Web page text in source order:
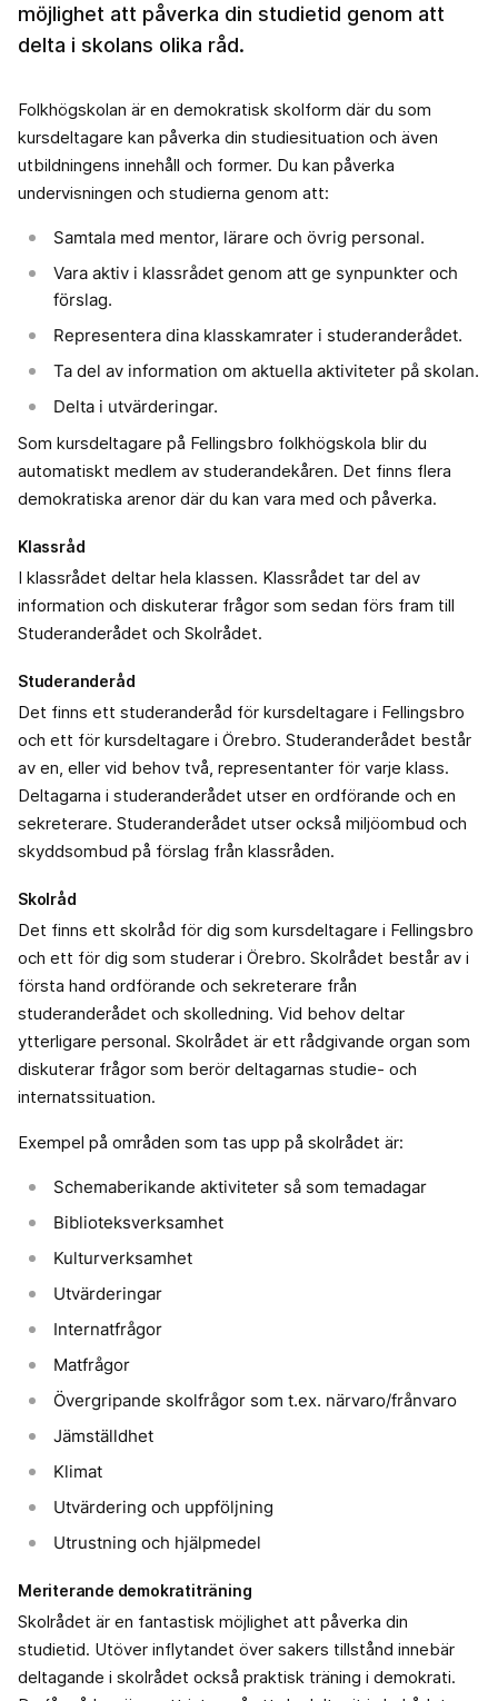
möjlighet att påverka din studietid genom att
delta i skolans olika råd.
Folkhögskolan är en demokratisk skolform där du som
kursdeltagare kan påverka din studiesituation och även
utbildningens innehåll och former. Du kan påverka
undervisningen och studierna genom att:
Samtala med mentor, lärare och övrig personal.
Vara aktiv i klassrådet genom att ge synpunkter och
förslag.
Representera dina klasskamrater i studeranderådet.
Ta del av information om aktuella aktiviteter på skolan.
Delta i utvärderingar.
Som kursdeltagare på Fellingsbro folkhögskola blir du
automatiskt medlem av studerandekåren. Det finns flera
demokratiska arenor där du kan vara med och påverka.
Klassråd
I klassrådet deltar hela klassen. Klassrådet tar del av
information och diskuterar frågor som sedan förs fram till
Studeranderådet och Skolrådet.
Studeranderåd
Det finns ett studeranderåd för kursdeltagare i Fellingsbro
och ett för kursdeltagare i Örebro. Studeranderådet består
av en, eller vid behov två, representanter för varje klass.
Deltagarna i studeranderådet utser en ordförande och en
sekreterare. Studeranderådet utser också miljöombud och
skyddsombud på förslag från klassråden.
Skolråd
Det finns ett skolråd för dig som kursdeltagare i Fellingsbro
och ett för dig som studerar i Örebro. Skolrådet består av i
första hand ordförande och sekreterare från
studeranderådet och skolledning. Vid behov deltar
ytterligare personal. Skolrådet är ett rådgivande organ som
diskuterar frågor som berör deltagarnas studie- och
internatssituation.
Exempel på områden som tas upp på skolrådet är:
Schemaberikande aktiviteter så som temadagar
Biblioteksverksamhet
Kulturverksamhet
Utvärderingar
Internatfrågor
Matfrågor
Övergripande skolfrågor som t.ex. närvaro/frånvaro
Jämställdhet
Klimat
Utvärdering och uppföljning
Utrustning och hjälpmedel
Meriterande demokratiträning
Skolrådet är en fantastisk möjlighet att påverka din
studietid. Utöver inflytandet över sakers tillstånd innebär
deltagande i skolrådet också praktisk träning i demokrati.